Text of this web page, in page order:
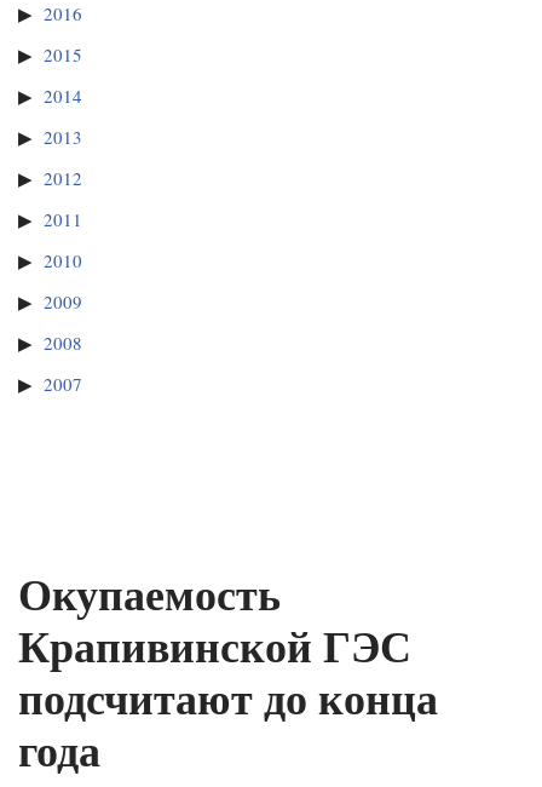
2016
2015
2014
2013
2012
2011
2010
2009
2008
2007
Окупаемость
Крапивинской ГЭС
подсчитают до конца
года